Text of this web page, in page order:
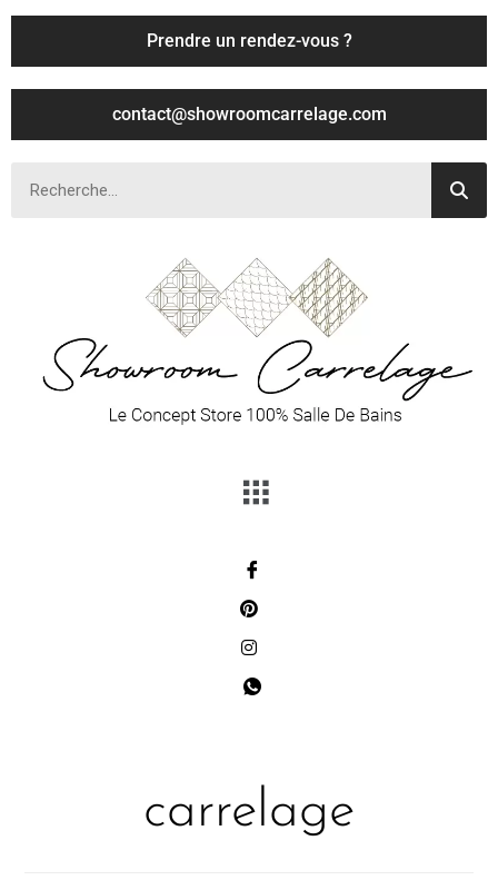
Prendre un rendez-vous ?
contact@showroomcarrelage.com
carrelage